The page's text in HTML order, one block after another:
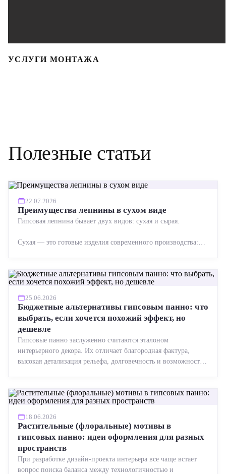
УСЛУГИ МОНТАЖА
Полезные статьи
22.07.2026
Преимущества лепнины в сухом виде
Гипсовая лепнина бывает двух видов: сухая и сырая.
Сухая — это готовые изделия современного производства:
25.06.2026
Бюджетные альтернативы гипсовым панно: что
выбрать, если хочется похожий эффект, но
дешевле
Гипсовые панно заслуженно считаются эталоном
интерьерного декора. Их отличает благородная фактура,
высокая детализация рельефа, долговечность и возможность
18.06.2026
Растительные (флоральные) мотивы в
гипсовых панно: идеи оформления для разных
пространств
При разработке дизайн-проекта интерьера все чаще встает
вопрос поиска баланса между технологичностью и